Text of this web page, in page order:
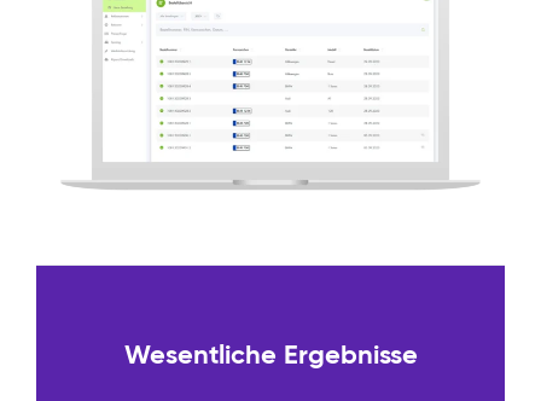
Wesentliche Ergebnisse